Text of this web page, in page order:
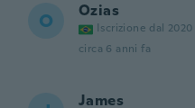
O Ozias
Iscrizione dal 2020
circa 6 anni fa
James